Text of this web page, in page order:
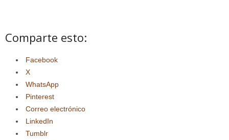
Comparte esto:
Facebook
X
WhatsApp
Pinterest
Correo electrónico
LinkedIn
Tumblr